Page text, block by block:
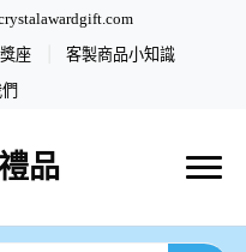
座 客製商品小知識
品